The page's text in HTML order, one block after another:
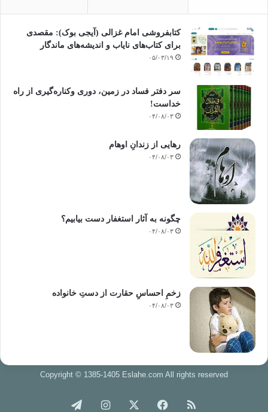
کتابفروشی امام غزالی (آیجی بوک): مقصدی
برای کتاب‌های نایاب و اندیشه‌های ماندگار
۰۵/۰۳/۱۹
سر دفتر فساد در زمین‌، دوری وکناره‌گیری از راه
خداست‌!
۰۴/۰۸/۰۳
رهایی از زندانِ اوهام
۰۴/۰۸/۰۳
چگونه به آثار استغفار دست بیابیم؟
۰۴/۰۸/۰۳
زخمِ احساسِ حقارت از دستِ خانواده
۰۴/۰۸/۰۳
Copyright © 1385-1405 Eslahe.com All rights reserved
خوراک فیس اینستاگرام